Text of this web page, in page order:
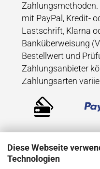
Diese Webseite
Technologien
Zahlungsmethoden.
mit PayPal, Kredit-
Lastschrift, Klarna
Banküberweisung
Bestellwert und
Zahlungsanbieter
Zahlungsarten